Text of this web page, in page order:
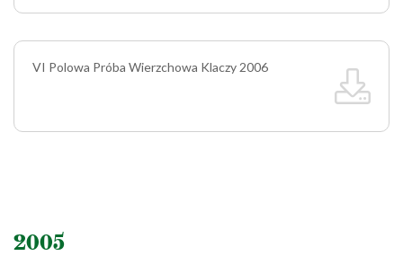
VI Polowa Próba Wierzchowa Klaczy 2006
2005